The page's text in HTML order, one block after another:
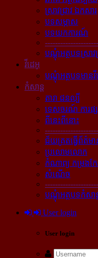
ស្រាវជ្រាវ ឯកសារ
បទសម្ភាស
បទយកការណ៍
បណ្ដុំអត្ថបទស្រាវជ្
វីដេអូ
បណ្ដុំអត្ថបទមានវី
កំសាន្ដ
តារា ជនល្បី
ទេសចរណ៍ ការផ្ស
ពីនេះពីនោះ
ជ័យគ្រតធ្វើព័ត៌មា
ប្រលោមលោក
កំណាព្យ កម្រងកែ
សំណើច
បណ្ដុំអត្ថបទកំសាន្
User login
User login